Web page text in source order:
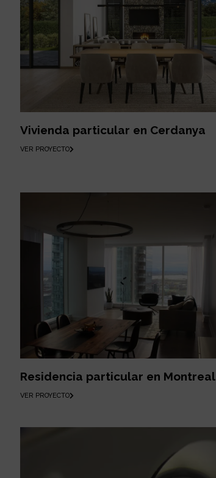
Vivienda particular en Cerdanya
VER PROYECTO
Residencia particular en Montreal
VER PROYECTO